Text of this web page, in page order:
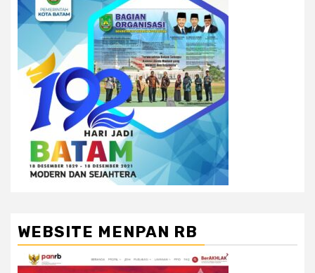
WEBSITE MENPAN RB